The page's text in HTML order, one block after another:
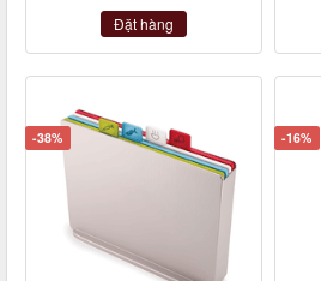
Đặt hàng
-38% -16%